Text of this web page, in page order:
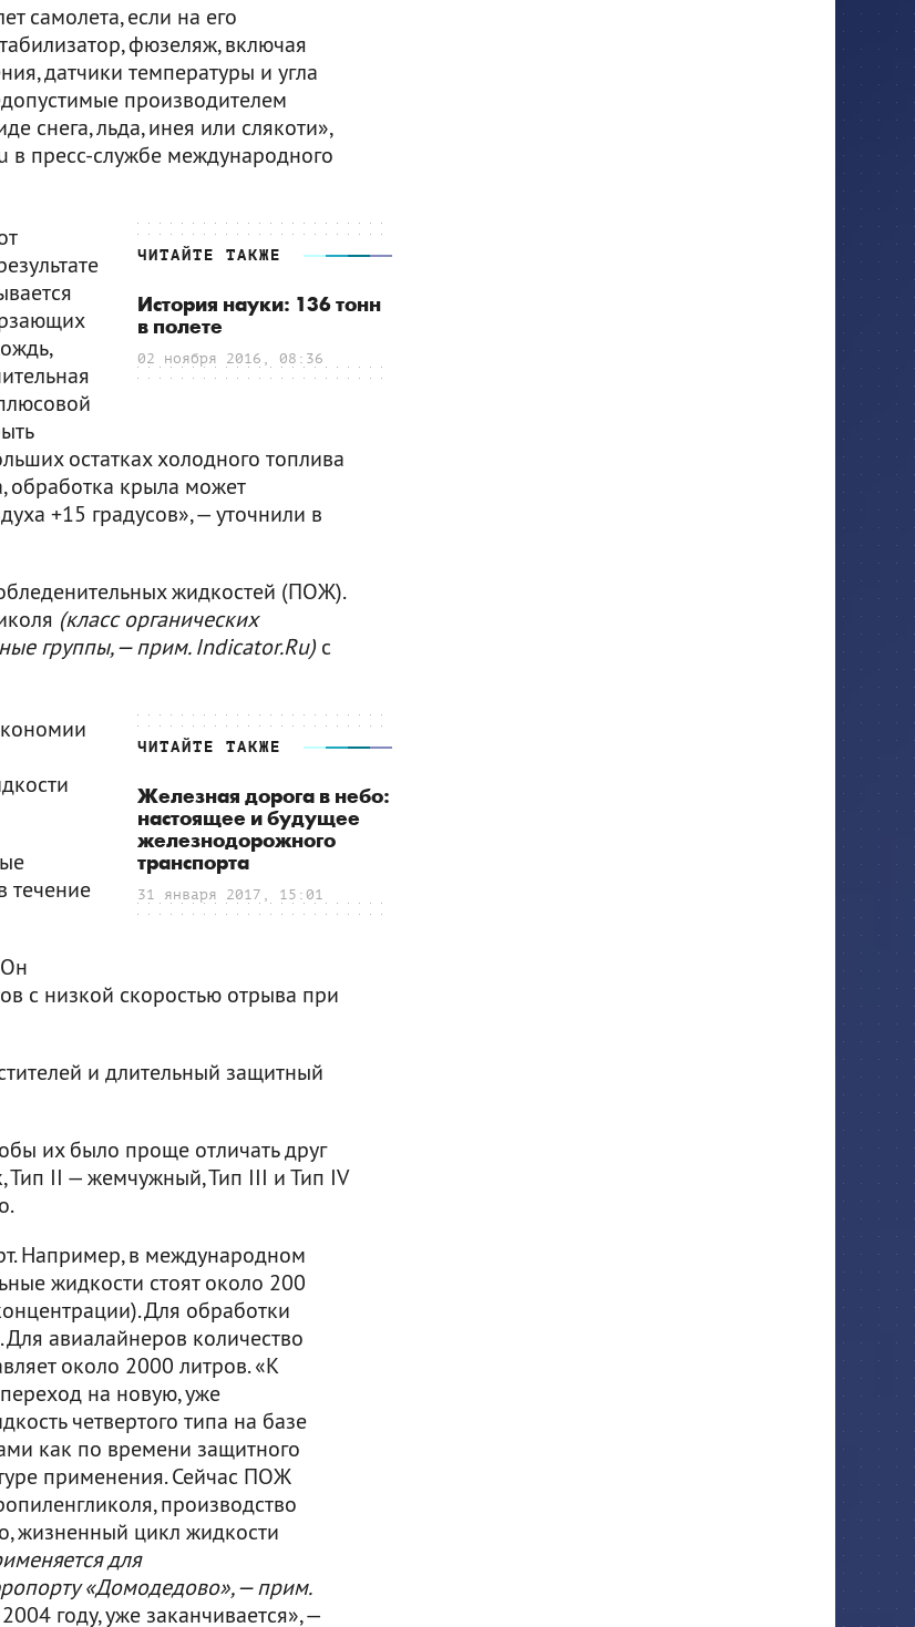
самолета, если на его
фюзеляж, включая
датчики температуры и угла
производителем
снега, льда, инея или слякоти»,
в пресс-службе международного
ЧИТАЙТЕ ТАКЖЕ
История науки: 136 тонн
в полете
02 ноября 2016, 08:36
остатках холодного топлива
обработка крыла может
+15 градусов», — уточнили в
жидкостей (ПОЖ).
(класс органических
группы, — прим. Indicator.Ru) с
ЧИТАЙТЕ ТАКЖЕ
Железная дорога в небо:
настоящее и будущее
железнодорожного
транспорта
31 января 2017, 15:01
течение
с низкой скоростью отрыва при
и длительный защитный
их было проще отличать друг
Тип II — жемчужный, Тип III и Тип IV
Например, в международном
жидкости стоят около 200
Для обработки
авиалайнеров количество
около 2000 литров. «К
на новую, уже
четвертого типа на базе
как по времени защитного
применения. Сейчас ПОЖ
производство
жизненный цикл жидкости
для
«Домодедово», — прим.
году, уже заканчивается», —